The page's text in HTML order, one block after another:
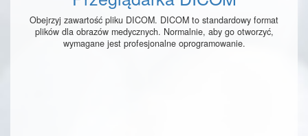
Obejrzyj zawartość pliku DICOM. DICOM to standardowy format
plików dla obrazów medycznych. Normalnie, aby go otworzyć,
wymagane jest profesjonalne oprogramowanie.